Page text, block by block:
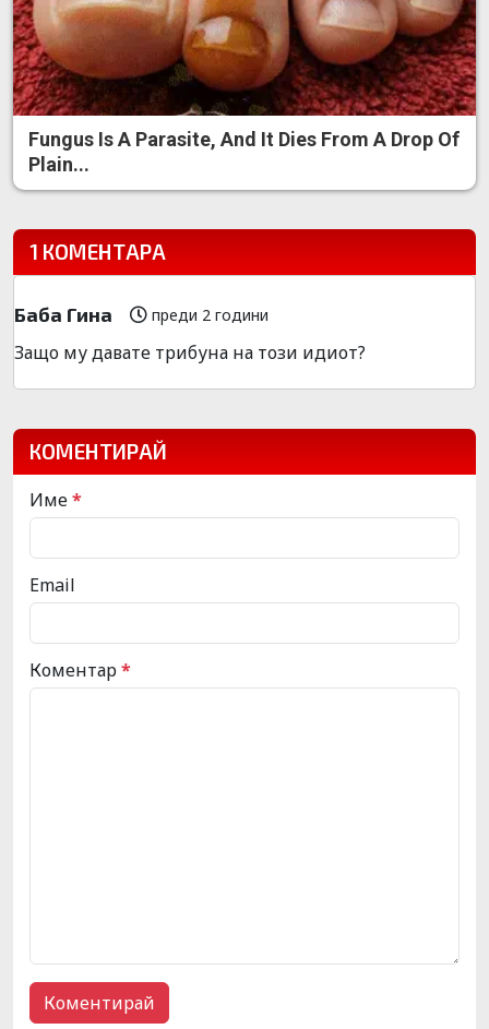
Fungus Is A Parasite, And It Dies From A Drop Of
Plain...
1 КОМЕНТАРА
Баба Гина преди 2 години
Защо му давате трибуна на този идиот?
КОМЕНТИРАЙ
Име*
Email
Коментар*